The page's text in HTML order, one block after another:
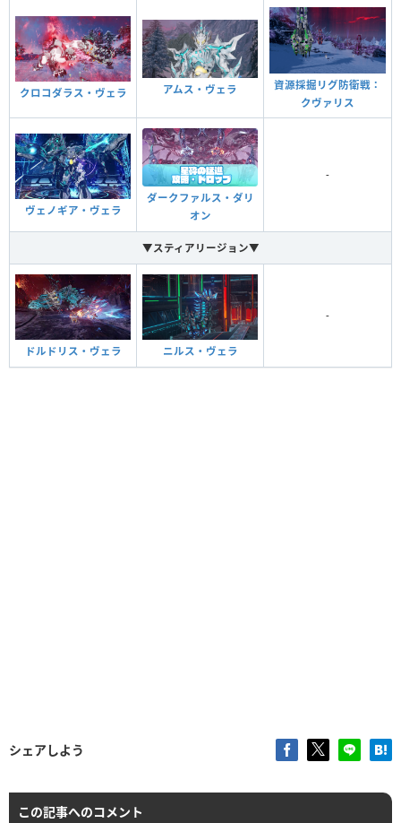
クロコダラス・ヴェラ アムス・ヴェラ
資源採掘リグ防衛戦：
クヴァリス
ヴェノギア・ヴェラ
ダークファルス・ダリ
オン
-
▼スティアリージョン▼
ドルドリス・ヴェラ ニルス・ヴェラ
-
シェアしよう
この記事へのコメント